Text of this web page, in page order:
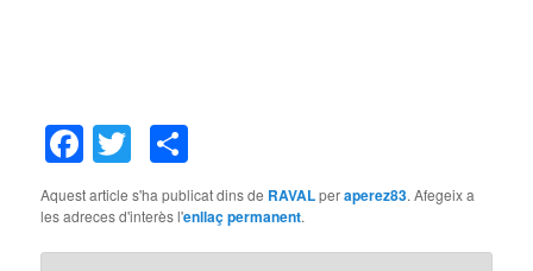
Facebook
Twitter
Aquest article s'ha publicat dins de RAVALperaperez83. Afegeix a
les adreces d'interès l'enllaç permanent.